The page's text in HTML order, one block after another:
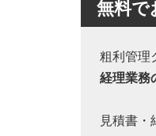
無料で
粗利管理
経理業務
見積書・